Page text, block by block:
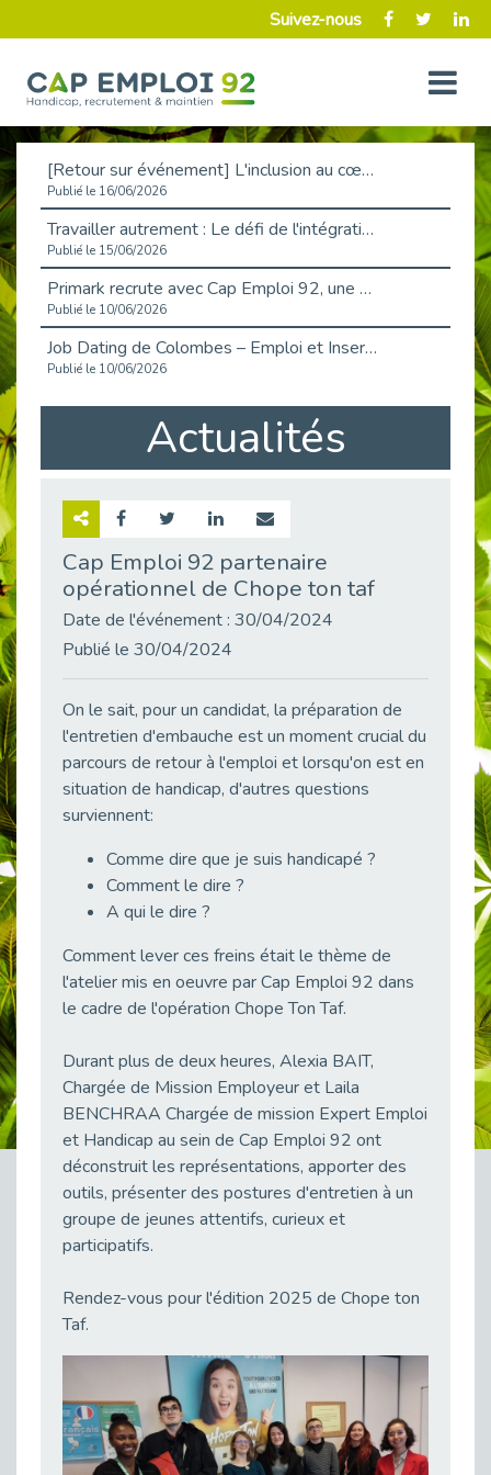
Suivez-nous
[Retour sur événement] L'inclusion au cœur de la Place de l'Emploi à La Défense !
Publié le 16/06/2026
Travailler autrement : Le défi de l'intégration des maladies chroniques en entreprise
Publié le 15/06/2026
Primark recrute avec Cap Emploi 92, une matinée couronnée de succès !
Publié le 10/06/2026
Job Dating de Colombes – Emploi et Insertion
Publié le 10/06/2026
Aborder l'entretien et la situation de handicap en toute confiance
Publié le 09/06/2026
Retour sur l’atelier « Optimiser sa recherche d’emploi »
Emploi & Handicap : Hachette Livre et Cap emploi 92 renforcent leur collaboration
« Confiance en soi et acceptation du handicap » : un levier puissant vers l’emploi
Handicap et emploi : une matinée pour briser les tabous
Publié le 21/05/2026
Publié le 12/05/2026
Publié le 12/05/2026
Le taux d’emploi direct dans la fonction publique dépasse 6 % en 2025
Publié le 04/05/2026
L'alternance : un tremplin vers l'emploi aussi pour les personnes en situation de handicap
Publié le 01/05/2026
Témoignage : Le parcours de Marc, 44 ans
Publié le 30/04/2026
Publié le 29/04/2026
Optimiser son CV lorsqu’on est en situation de handicap
Publié le 29/04/2026
28 avril : Agir ensemble pour une culture de prévention au travail
Mobilisation pour l’alternance et le handicap
Publié le 24/04/2026
Actualités
Cap Emploi 92 partenaire
opérationnel de Chope ton taf
Date de l'événement : 30/04/2024
Publié le 30/04/2024
On le sait, pour un candidat, la préparation de
l'entretien d'embauche est un moment crucial du
parcours de retour à l'emploi et lorsqu'on est en
situation de handicap, d'autres questions
surviennent:
Comme dire que je suis handicapé ?
Comment le dire ?
A qui le dire ?
Comment lever ces freins était le thème de
l'atelier mis en oeuvre par Cap Emploi 92 dans
le cadre de l'opération Chope Ton Taf.
Durant plus de deux heures, Alexia BAIT,
Chargée de Mission Employeur et Laila
BENCHRAA Chargée de mission Expert Emploi
et Handicap au sein de Cap Emploi 92 ont
déconstruit les représentations, apporter des
outils, présenter des postures d'entretien à un
groupe de jeunes attentifs, curieux et
participatifs.
Rendez-vous pour l'édition 2025 de Chope ton
Taf.